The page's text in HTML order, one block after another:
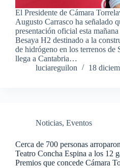
El Presidente de Cámara
Augusto Carrasco ha señalado
presentación oficial esta
Besaya H2 destinado a la
de hidrógeno en los terrenos de
llega a Cantabria…
luciareguilon
18
Noticias, Eventos
Cerca de 700 personas
Teatro Concha Espina a los 12
Premios que concede Cámara